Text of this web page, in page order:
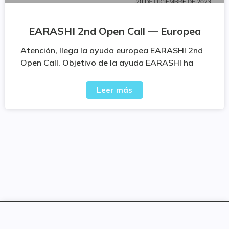
EARASHI 2nd Open Call — Europea
Atención, llega la ayuda europea EARASHI 2nd
Open Call. Objetivo de la ayuda EARASHI ha
Leer más